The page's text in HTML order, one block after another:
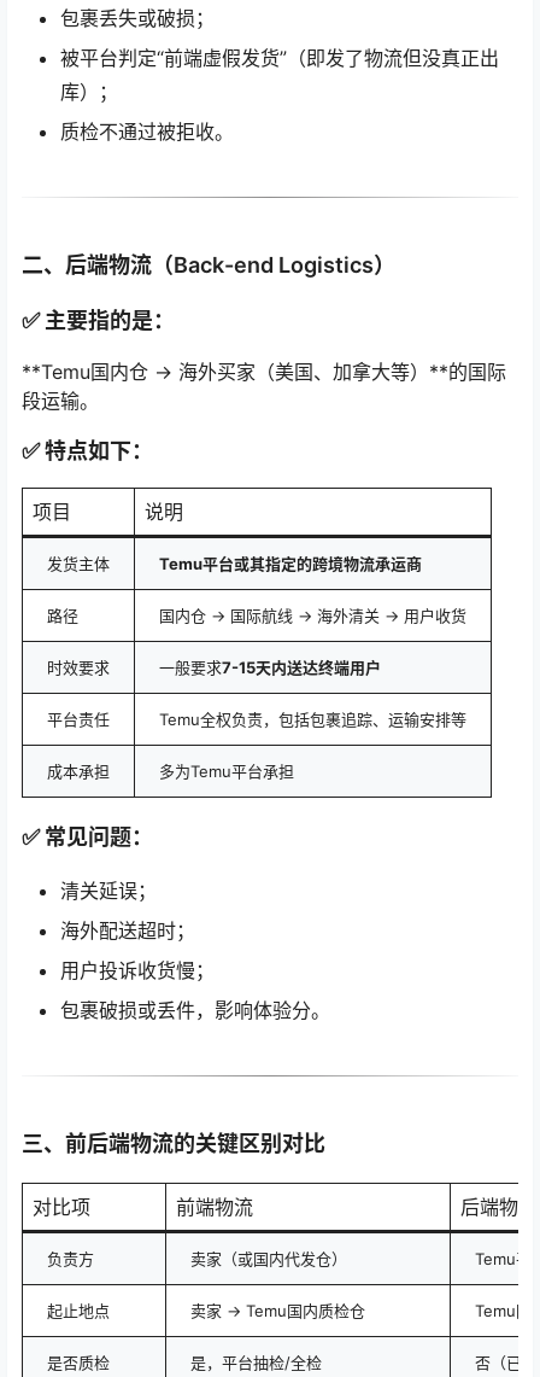
包裹丢失或破损；
被平台判定“前端虚假发货”（即发了物流但没真正出
库）；
质检不通过被拒收。
二、后端物流（Back-end Logistics）
✅ 主要指的是：
**Temu国内仓 → 海外买家（美国、加拿大等）**的国际
段运输。
✅ 特点如下：
项目 说明
发货主体 Temu平台或其指定的跨境物流承运商
路径 国内仓 → 国际航线 → 海外清关 → 用户收货
时效要求 一般要求7-15天内送达终端用户
平台责任 Temu全权负责，包括包裹追踪、运输安排等
成本承担 多为Temu平台承担
✅ 常见问题：
清关延误；
海外配送超时；
用户投诉收货慢；
包裹破损或丢件，影响体验分。
三、前后端物流的关键区别对比
对比项 前端物流 后端物流
负责方 卖家（或国内代发仓） Temu平
起止地点 卖家 → Temu国内质检仓 Temu国
是否质检 是，平台抽检/全检 否（已